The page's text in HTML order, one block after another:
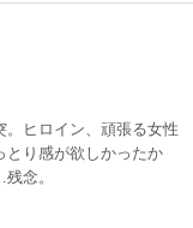
ヒロイン、頑張る女性
とり感が欲しかったか
念。